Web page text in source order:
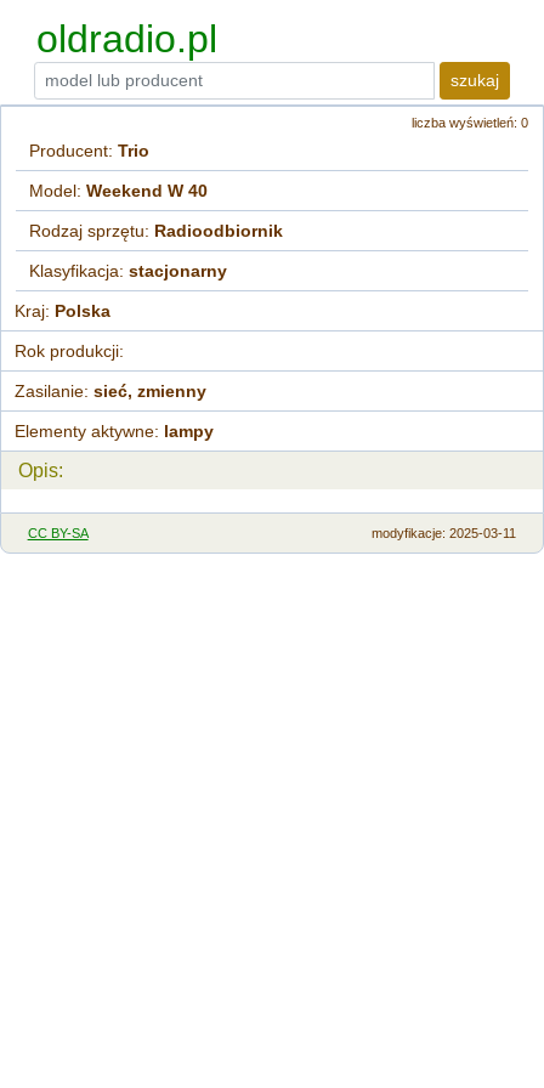
oldradio.pl
szukaj
liczba wyświetleń: 0
Producent:Trio
Model:Weekend W 40
Rodzaj sprzętu: Radioodbiornik
Klasyfikacja:stacjonarny
Kraj: Polska
Rok produkcji:
Zasilanie:sieć, zmienny
Elementy aktywne: lampy
Opis:
CC BY-SA modyfikacje: 2025-03-11